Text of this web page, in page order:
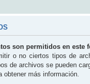
son permitidos en este
o no ciertos tipos de
de archivos se pueden
obtener más información.